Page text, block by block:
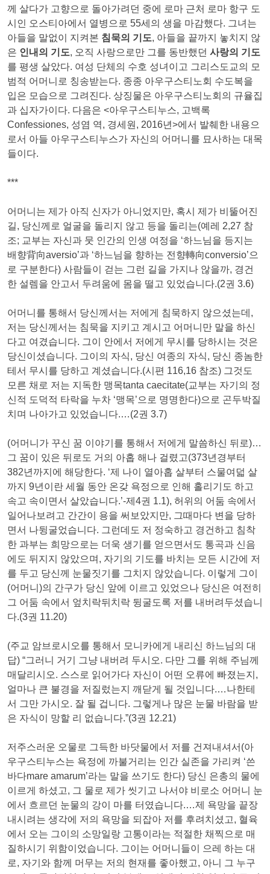
께 살다가 고향으로 돌아가려던 중에 로마 근처 로마 항구 도
시인 오스티아에서 열병으로 55세의 생을 마감했다. 그녀는
아들을 말없이 지켜본 침묵의 기도, 아들을 끝까지 놓치지 않
은 인내의 기도, 오직 사랑으로만 그를 동반했던 사랑의 기도
를 평생 살았다. 여성 단체의 수호 성녀이고 그리스도교의 모
범적 어머니로 칭송받는다. 종종 아우구스티노회 수도복을
입은 모습으로 그려진다. 상징물은 아우구스티노회의 규율집
과 십자가이다. 다음은 <아우구스티누스, 고백록
Confessiones, 성염 역, 경세원, 2016년>에서 발췌한 내용으
로서 아들 아우구스티누스가 자신의 어머니를 묘사하는 대목
들이다.
***
어머니는 제가 아직 신자가 아니었지만, 혹시 제가 비뚤어진
길, 당신께로 얼굴을 돌리지 않고 등을 돌리는(예레 2,27 참
조; 교부는 자신과 뭇 인간의 인생 여정을 ‘하느님을 등지는
배향背向aversio’과 ‘하느님을 향하는 전향轉向conversio’으
로 구분한다) 사람들이 걷는 그런 길을 가지나 않을까, 경건
한 설렘을 안고서 두려움에 몸을 떨고 있었습니다.(2권 3.6)
어머니를 통해서 당신께서는 저에게 침묵하지 않으셨는데,
저는 당신께서는 침묵을 지키고 계시고 어머니만 말을 하신
다고 여겼습니다. 그이 안에서 저에게 무시를 당하시는 것은
당신이셨습니다. 그이의 자식, 당신 여종의 자식, 당신 종놈한
테서 무시를 당하고 계셨습니다.(시편 116,16 참조) 그것도
모른 채로 저는 지독한 맹목tanta caecitate(교부는 자기의 정
신적 도덕적 타락을 누차 ‘맹목’으로 명명한다)으로 곤두박질
치며 나아가고 있었습니다.…(2권 3.7)
(어머니가 꾸신 꿈 이야기를 통해서 저에게 말씀하신 뒤로)…
그 꿈이 있은 뒤로도 거의 아홉 해나 걸렸고(373년경부터
382년까지에 해당한다. ‘제 나이 열아홉 살부터 스물여덟 살
까지 9년이란 세월 동안 온갖 욕정으로 인해 홀리기도 하고
속고 속이면서 살았습니다.’-제4권 1.1), 허위의 어둠 속에서
일어나보려고 간간이 용을 써보았지만, 그때마다 변을 당하
면서 나뒹굴었습니다. 그런데도 저 정숙하고 경건하고 침착
한 과부는 희망으로는 더욱 생기를 얻으면서도 통곡과 신음
에도 뒤지지 않았으며, 자기의 기도를 바치는 모든 시간에 저
를 두고 당신께 눈물짓기를 그치지 않았습니다. 이렇게 그이
(어머니)의 간구가 당신 앞에 이르고 있었으나 당신은 여전히
그 어둠 속에서 엎치락뒤치락 뒹굴도록 저를 내버려두셨습니
다.(3권 11.20)
(주교 암브로시오를 통해서 모니카에게 내리신 하느님의 대
답) “그러니 거기 그냥 내버려 두시오. 다만 그를 위해 주님께
매달리시오. 스스로 읽어가다 자신이 어떤 오류에 빠졌는지,
얼마나 큰 불경을 저질렀는지 깨닫게 될 것입니다.…나한테
서 그만 가시오. 잘 될 겁니다. 그렇게나 많은 눈물 바람을 받
은 자식이 망할 리 없습니다.”(3권 12.21)
저주스러운 오물로 그득한 바닷물에서 저를 건져내셔서(아
우구스티누스는 욕정에 까불거리는 인간 실존을 가리켜 ‘쓴
바다mare amarum’라는 말을 쓰기도 한다) 당신 은총의 물에
이르게 하셨고, 그 물로 제가 씻기고 나서야 비로소 어머니 눈
에서 흐르던 눈물의 강이 마를 터였습니다.…제 욕망을 끝장
내시려는 생각에 저의 욕망을 되잡아 저를 후려치셨고, 혈육
에서 오는 그이의 소망일랑 고통이라는 적절한 채찍으로 매
질하시기 위함이었습니다. 그이는 어머니들이 으레 하는 대
로, 자기와 함께 머무는 저의 현재를 좋아했고, 아니 그 누구